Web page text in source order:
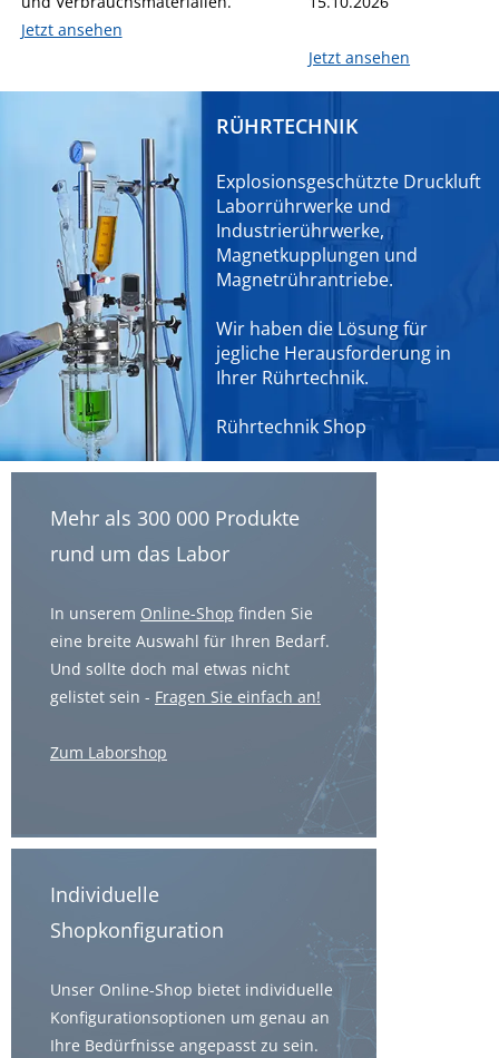
Jetzt ansehen
Jetzt ansehen
RÜHRTECHNIK
Explosionsgeschützte Druckluft
Laborrührwerke und
Industrierührwerke,
Magnetkupplungen und
Magnetrührantriebe.
Wir haben die Lösung für
jegliche Herausforderung in
Ihrer Rührtechnik.
Rührtechnik Shop
Mehr als 300 000 Produkte
rund um das Labor
In unserem Online-Shop finden Sie
eine breite Auswahl für Ihren Bedarf.
Und sollte doch mal etwas nicht
gelistet sein - Fragen Sie einfach an!
Zum Laborshop
Individuelle
Shopkonfiguration
Unser Online-Shop bietet individuelle
Konfigurationsoptionen um genau an
Ihre Bedürfnisse angepasst zu sein.